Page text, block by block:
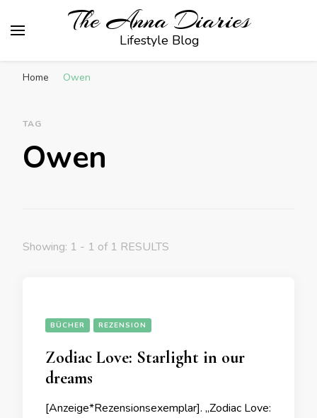
The Anna Diaries
Lifestyle Blog
Home Owen
TAG
Owen
Showing: 1 - 1 of 1 RESULTS
BÜCHER REZENSION
Zodiac Love: Starlight in our
dreams
[Anzeige*Rezensionsexemplar]. „Zodiac Love: